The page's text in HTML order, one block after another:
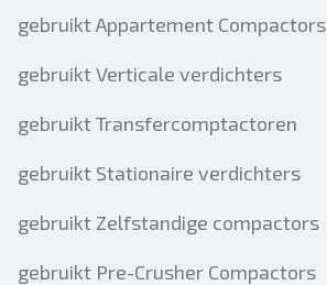
gebruikt Appartement Compactors
gebruikt Verticale verdichters
gebruikt Transfercomptactoren
gebruikt Stationaire verdichters
gebruikt Zelfstandige compactors
gebruikt Pre-Crusher Compactors